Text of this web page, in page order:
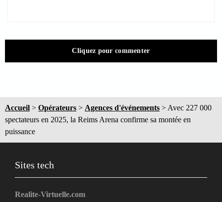
Cliquez pour commenter
Accueil > Opérateurs > Agences d'événements > Avec 227 000
spectateurs en 2025, la Reims Arena confirme sa montée en
puissance
Sites tech
Realite-Virtuelle.com